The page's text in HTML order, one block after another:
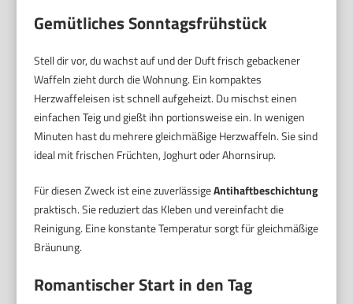
Gemütliches Sonntagsfrühstück
Stell dir vor, du wachst auf und der Duft frisch gebackener
Waffeln zieht durch die Wohnung. Ein kompaktes
Herzwaffeleisen ist schnell aufgeheizt. Du mischst einen
einfachen Teig und gießt ihn portionsweise ein. In wenigen
Minuten hast du mehrere gleichmäßige Herzwaffeln. Sie sind
ideal mit frischen Früchten, Joghurt oder Ahornsirup.
Für diesen Zweck ist eine zuverlässigeAntihaftbeschichtung
praktisch. Sie reduziert das Kleben und vereinfacht die
Reinigung. Eine konstante Temperatur sorgt für gleichmäßige
Bräunung.
Romantischer Start in den Tag